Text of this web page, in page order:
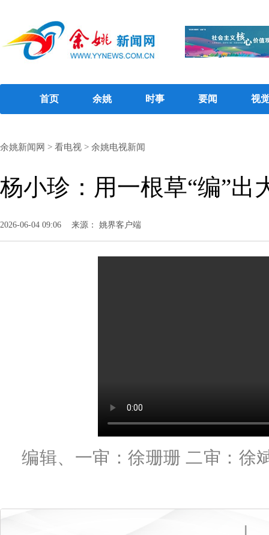
首页 余姚 时事 要闻 视
余姚新闻网 > 看电视 > 余姚电视新闻
杨小珍：用一根草“编”出
2026-06-04 09:06 来源： 姚界客户端
编辑、一审：徐珊珊 二审：徐